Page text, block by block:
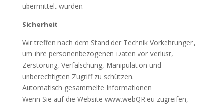
übermittelt wurden.
Sicherheit
Wir treffen nach dem Stand der Technik Vorkehrungen,
um Ihre personenbezogenen Daten vor Verlust,
Zerstörung, Verfälschung, Manipulation und
unberechtigten Zugriff zu schützen.
Automatisch gesammelte Informationen
Wenn Sie auf die Website www.webQR.eu zugreifen,